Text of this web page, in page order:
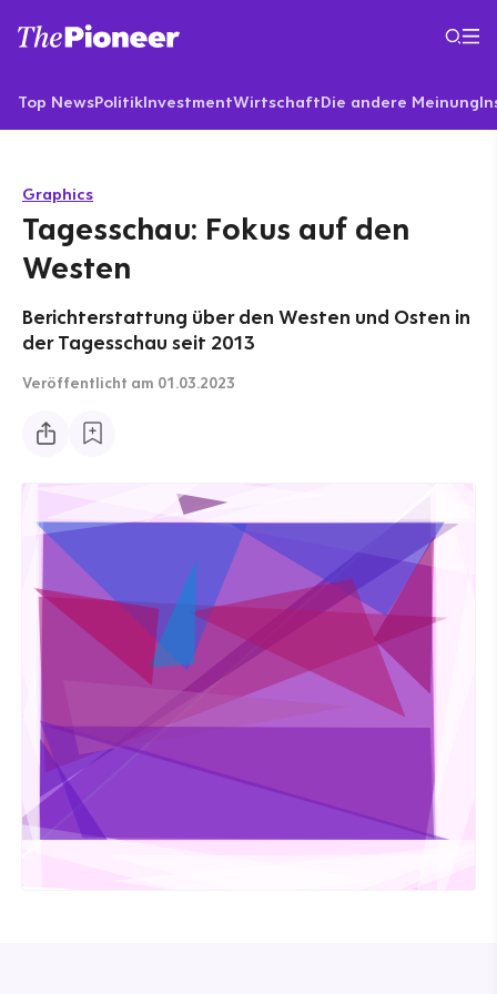
Top NewsPolitikInvestmentWirtschaftDie andere Meinung
Graphics
Tagesschau: Fokus auf den
Westen
Berichterstattung über den Westen und Osten in
der Tagesschau seit 2013
Veröffentlicht am 01.03.2023